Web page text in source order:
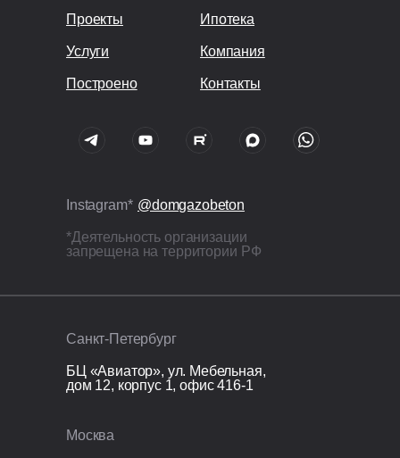
Проекты
Услуги Компания
Ипотека
Контакты
БЦ «Авиатор», ул. Мебельная,
дом 12, корпус 1, офис 416-1
Санкт-Петербург
Instagram* @domgazobeton
Москва
*Деятельность организации
запрещена на территории РФ
Построено